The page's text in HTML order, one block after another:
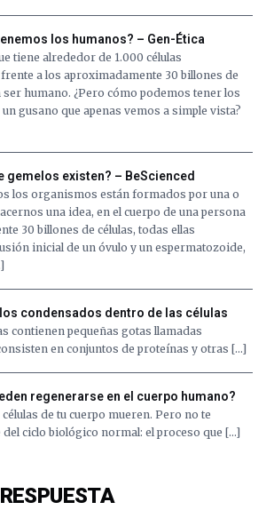
los humanos? – Gen-Ética
tiene alrededor de 1.000 células
a los aproximadamente 30 billones de
ser humano. ¿Pero cómo podemos tener los
gusano que apenas vemos a simple vista?
gemelos existen? – BeScienced
los organismos están formados por una o
una idea, en el cuerpo de una persona
30 billones de células, todas ellas
inicial de un óvulo y un espermatozoide,
condensados dentro de las células
contienen pequeñas gotas llamadas
en conjuntos de proteínas y otras […]
regenerarse en el cuerpo humano?
de tu cuerpo mueren. Pero no te
del ciclo biológico normal: el proceso que […]